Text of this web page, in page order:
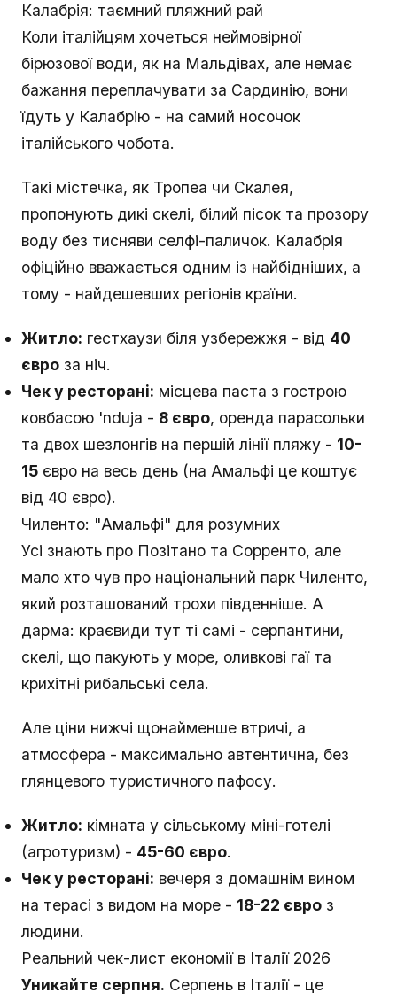
Калабрія: таємний пляжний рай
Коли італійцям хочеться неймовірної
бірюзової води, як на Мальдівах, але немає
бажання переплачувати за Сардинію, вони
їдуть у Калабрію - на самий носочок
італійського чобота.
Такі містечка, як Тропеа чи Скалея,
пропонують дикі скелі, білий пісок та прозору
воду без тисняви селфі-паличок. Калабрія
офіційно вважається одним із найбідніших, а
тому - найдешевших регіонів країни.
Житло: гестхаузи біля узбережжя - від 40
євро за ніч.
Чек у ресторані: місцева паста з гострою
ковбасою 'nduja - 8 євро, оренда парасольки
та двох шезлонгів на першій лінії пляжу - 10-
15 євро на весь день (на Амальфі це коштує
від 40 євро).
Чиленто: "Амальфі" для розумних
Усі знають про Позітано та Сорренто, але
мало хто чув про національний парк Чиленто,
який розташований трохи південніше. А
дарма: краєвиди тут ті самі - серпантини,
скелі, що пакують у море, оливкові гаї та
крихітні рибальські села.
Але ціни нижчі щонайменше втричі, а
атмосфера - максимально автентична, без
глянцевого туристичного пафосу.
Житло: кімната у сільському міні-готелі
(агротуризм) - 45-60 євро.
Чек у ресторані: вечеря з домашнім вином
на терасі з видом на море - 18-22 євро з
людини.
Реальний чек-лист економії в Італії 2026
Уникайте серпня. Серпень в Італії - це